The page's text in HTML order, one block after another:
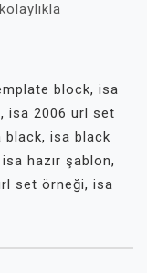
block, isa
, isa 2006 url set
black, isa black
isa hazır şablon,
set örneği, isa